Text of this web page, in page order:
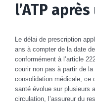
l’ATP
Le délai de prescription
ans à compter de la date
conformément à l’article
courir non pas à partir de
consolidation médicale, ce
santé évolue sur plusieurs
circulation, l’assureur du